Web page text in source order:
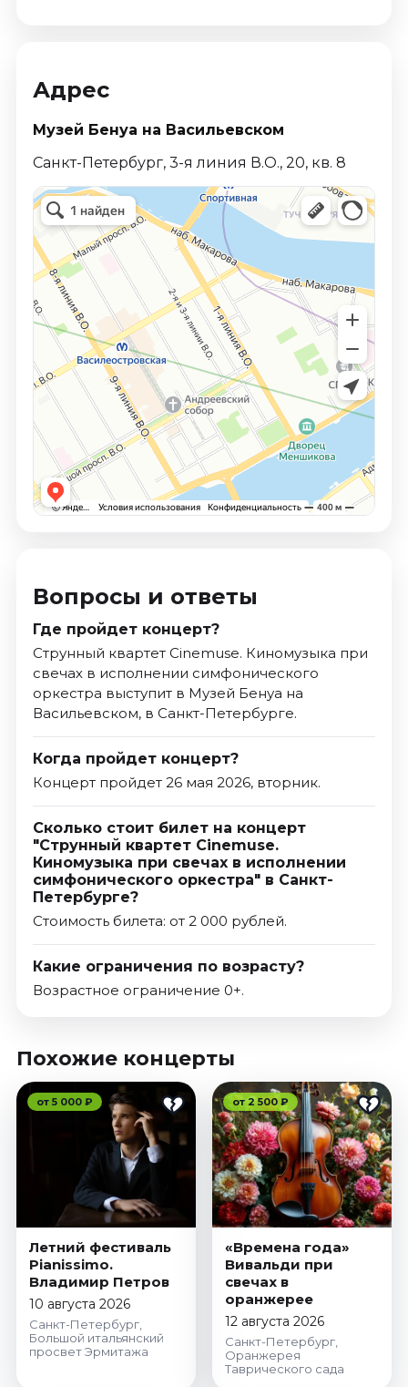
Адрес
Музей Бенуа на Васильевском
Санкт-Петербург, 3-я линия В.О., 20, кв. 8
Вопросы и ответы
Где пройдет концерт?
Струнный квартет Сinemuse. Киномузыка при
свечах в исполнении симфонического
оркестра выступит в Музей Бенуа на
Васильевском, в Санкт-Петербурге.
Когда пройдет концерт?
Концерт пройдет 26 мая 2026, вторник.
Сколько стоит билет на концерт
"Струнный квартет Сinemuse.
Киномузыка при свечах в исполнении
симфонического оркестра" в Санкт-
Петербурге?
Стоимость билета: от 2 000 рублей.
Какие ограничения по возрасту?
Возрастное ограничение 0+.
Похожие концерты
от 5 000 ₽
Летний фестиваль
Pianissimo.
Владимир Петров
10 августа 2026
Санкт-Петербург,
Большой итальянский
просвет Эрмитажа
от 2 500 ₽
«Времена года»
Вивальди при
свечах в
оранжерее
12 августа 2026
Санкт-Петербург,
Оранжерея
Таврического сада